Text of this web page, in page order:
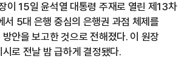
이 15일 윤석열 대통령 주재로 열린 제13차
서 5대 은행 중심의 은행권 과점 체제를
안을 보고한 것으로 전해졌다. 이 원장
로 전날 밤 급하게 결정됐다.